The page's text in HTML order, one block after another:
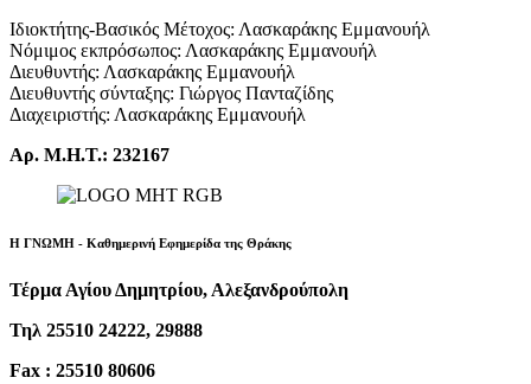
Ιδιοκτήτης-Βασικός Μέτοχος: Λασκαράκης Εμμανουήλ
Νόμιμος εκπρόσωπος: Λασκαράκης Εμμανουήλ
Διευθυντής: Λασκαράκης Εμμανουήλ
Διευθυντής σύνταξης: Γιώργος Πανταζίδης
Διαχειριστής: Λασκαράκης Εμμανουήλ
Αρ. Μ.Η.Τ.: 232167
Η ΓΝΩΜΗ - Καθημερινή Εφημερίδα της Θράκης
Τέρμα Αγίου Δημητρίου, Αλεξανδρούπολη
Τηλ 25510 24222, 29888
Fax : 25510 80606